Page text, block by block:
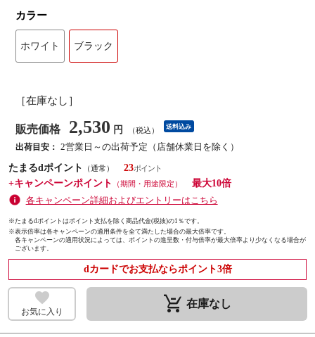
カラー
ホワイト ブラック
［在庫なし］
販売価格 2,530 円 （税込） 送料込み
出荷目安： 2営業日～の出荷予定（店舗休業日を除く）
たまるdポイント
（通常）
23
+キャンペーンポイント
（期間・用途限定）
最大10倍
各キャンペーン詳細およびエントリーはこちら
※たまるdポイントはポイント支払を除く商品代金(税抜)の1％です。
※表示倍率は各キャンペーンの適用条件を全て満たした場合の最大倍率です。
各キャンペーンの適用状況によっては、ポイントの進呈数・付与倍率が最大倍率より少なくなる場合が
ございます。
dカードでお支払ならポイント3倍
お気に入り remove_shopping_cart 在庫なし